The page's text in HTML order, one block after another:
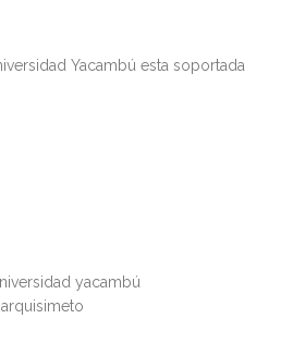
Yacambú esta soportada